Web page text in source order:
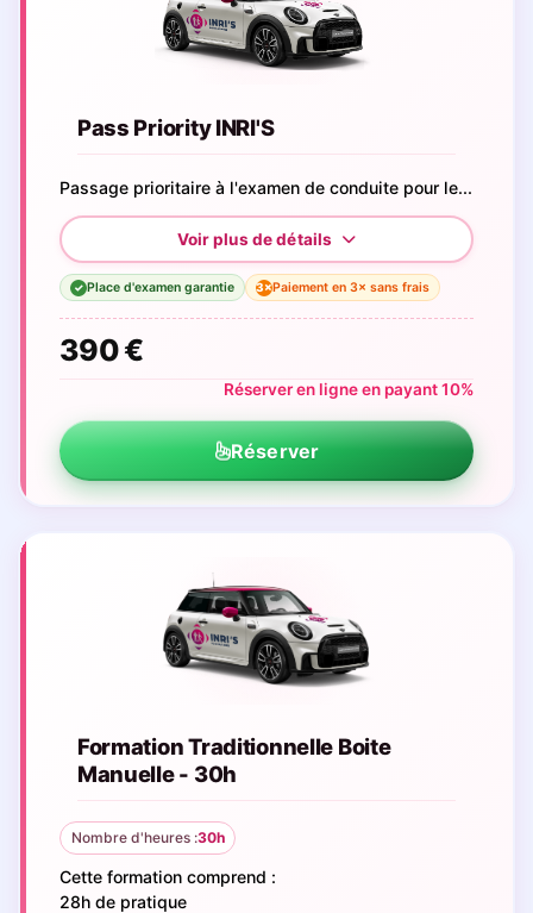
Pass Priority INRI'S
Passage prioritaire à l'examen de conduite pour le...
✓ Place d'examen garantie 3×Paiement en 3× sans frais
390 €
Réserver en ligne en payant 10%
Réserver
Formation Traditionnelle Boite
Manuelle - 30h
Nombre d'heures :30h
Cette formation comprend :
28h de pratique